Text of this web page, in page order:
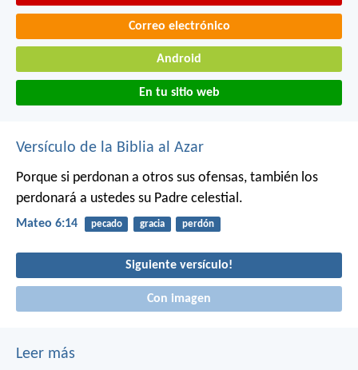
Correo electrónico
Android
En tu sitio web
Versículo de la Biblia al Azar
Porque si perdonan a otros sus ofensas, también los
perdonará a ustedes su Padre celestial.
Mateo 6:14 pecado gracia perdón
Siguiente versículo!
Con imagen
Leer más